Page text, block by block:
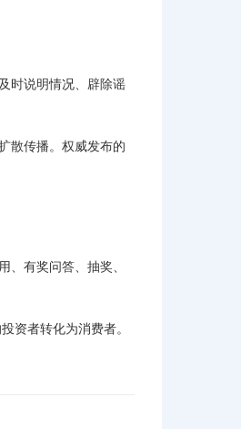
时说明情况、辟除谣
散传播。权威发布的
有奖问答、抽奖、
资者转化为消费者。